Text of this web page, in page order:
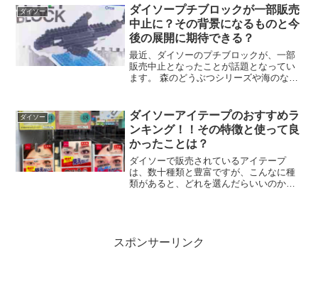
ンが作れるのか？リーズナブルで試した
い・気分を変えたい...
ダイソー
ダイソープチブロックが一部販売
中止に？その背景になるものと今
後の展開に期待できる？
最近、ダイソーのプチブロックが、一部
販売中止となったことが話題となってい
ます。 森のどうぶつシリーズや海のなか
るようです。 その背景や影響についてど
んなことが考えられる...
ダイソー
ダイソーアイテープのおすすめラ
ンキング！！その特徴と使って良
かったことは？
ダイソーで販売されているアイテープ
は、数十種類と豊富ですが、こんなに種
類があると、どれを選んだらいいのか分
スポンサーリンク